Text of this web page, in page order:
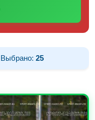
Выбрано:25